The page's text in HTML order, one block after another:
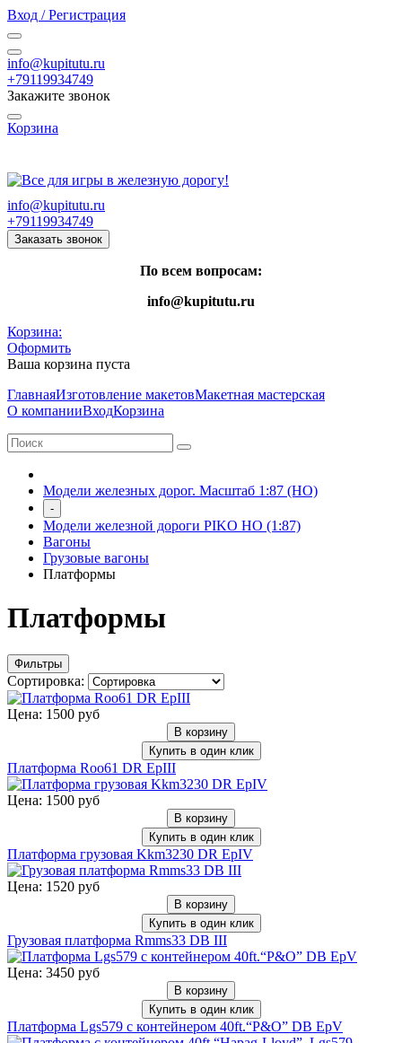
Вход / Регистрация
info@kupitutu.ru
+79119934749
Закажите звонок
Корзина
info@kupitutu.ru
+79119934749
Заказать звонок
По всем вопросам:
info@kupitutu.ru
Корзина:
Оформить
Ваша корзина пуста
ГлавнаяИзготовление макетовМакетная мастерская
О компанииВходКорзина
Модели железных дорог. Масштаб 1:87 (HO)
-
Модели железной дороги PIKO HO (1:87)
Вагоны
Грузовые вагоны
Платформы
Платформы
Фильтры
Сортировка:
Цена: 1500 руб
В корзину
Купить в один клик
Платформа Roo61 DR EpIII
Цена: 1500 руб
В корзину
Купить в один клик
Платформа грузовая Kkm3230 DR EpIV
Цена: 1520 руб
В корзину
Купить в один клик
Грузовая платформа Rmms33 DB III
Цена: 3450 руб
В корзину
Купить в один клик
Платформа Lgs579 с контейнером 40ft.“P&O” DB EpV